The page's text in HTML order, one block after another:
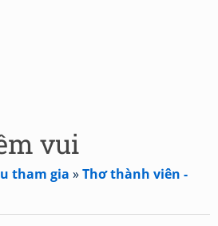
vui
tham gia »Thơ thành viên -